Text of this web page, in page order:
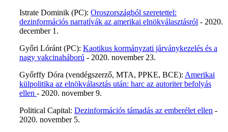
Istrate Dominik (PC): Oroszországból szeretettel:
dezinformációs narratívák az amerikai elnökválasztásról - 2020.
december 1.
Győri Lóránt (PC): Kaotikus kormányzati járványkezelés és a
nagy vakcinaháború - 2020. november 23.
Győrffy Dóra (vendégszerző, MTA, PPKE, BCE): Amerikai
külpolitika az elnökválasztás után: harc az autoriter befolyás
ellen - 2020. november 9.
Political Capital: Dezinformációs támadás az emberélet ellen -
2020. november 5.